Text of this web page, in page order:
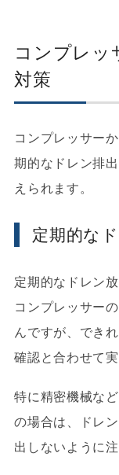
コンプレッ
対策
コンプレッサー
期的なドレン排
えられます。
定期的な
定期的なドレン
コンプレッサー
んですが、でき
確認と合わせて実
特に精密機械な
の場合は、ドレ
出しないように